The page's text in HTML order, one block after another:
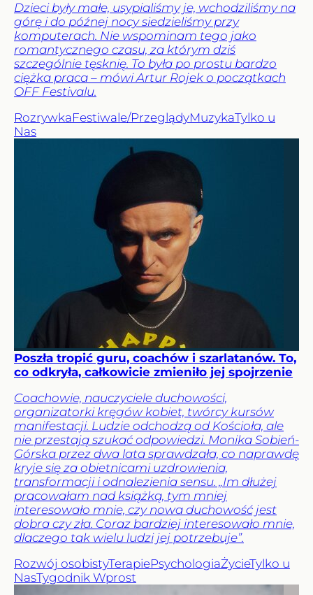
Dzieci były małe, usypialiśmy je, wchodziliśmy na
górę i do późnej nocy siedzieliśmy przy
komputerach. Nie wspominam tego jako
romantycznego czasu, za którym dziś
szczególnie tęsknię. To była po prostu bardzo
ciężka praca – mówi Artur Rojek o początkach
OFF Festivalu.
RozrywkaFestiwale/PrzeglądyMuzykaTylko u
Nas
Poszła tropić guru, coachów i szarlatanów. To,
co odkryła, całkowicie zmieniło jej spojrzenie
Coachowie, nauczyciele duchowości,
organizatorki kręgów kobiet, twórcy kursów
manifestacji. Ludzie odchodzą od Kościoła, ale
nie przestają szukać odpowiedzi. Monika Sobień-
Górska przez dwa lata sprawdzała, co naprawdę
kryje się za obietnicami uzdrowienia,
transformacji i odnalezienia sensu. „Im dłużej
pracowałam nad książką, tym mniej
interesowało mnie, czy nowa duchowość jest
dobra czy zła. Coraz bardziej interesowało mnie,
dlaczego tak wielu ludzi jej potrzebuje”.
Rozwój osobistyTerapiePsychologiaŻycieTylko u
NasTygodnik Wprost